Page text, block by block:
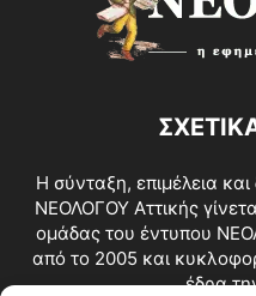
Η σύνταξη, επιμέλεια και
ΝΕΟΛΟΓΟΥ Αττικής
ομάδας του έντυπου
από το 2005 και
έδρα